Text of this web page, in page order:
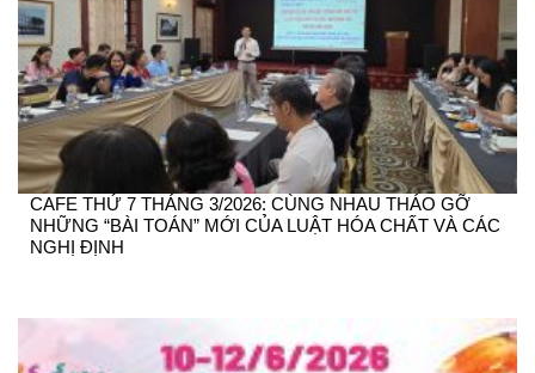
CAFE THỨ 7 THÁNG 3/2026: CÙNG NHAU THÁO GỠ
NHỮNG “BÀI TOÁN” MỚI CỦA LUẬT HÓA CHẤT VÀ CÁC
NGHỊ ĐỊNH